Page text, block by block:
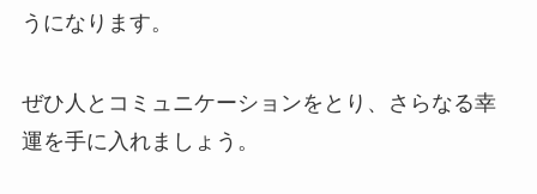
うになります。
ぜひ人とコミュニケーションをとり、さらなる幸
運を手に入れましょう。